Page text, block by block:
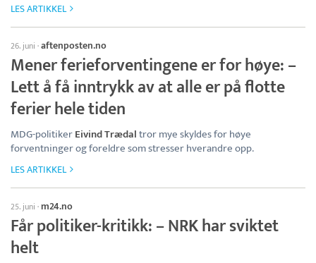
LES ARTIKKEL
26. juni ·aftenposten.no
Mener ferieforventingene er for høye: –
Lett å få inntrykk av at alle er på flotte
ferier hele tiden
MDG-politikerEivind Trædaltror mye skyldes for høye
forventninger og foreldre som stresser hverandre opp.
LES ARTIKKEL
25. juni · m24.no
Får politiker-kritikk: – NRK har sviktet
helt